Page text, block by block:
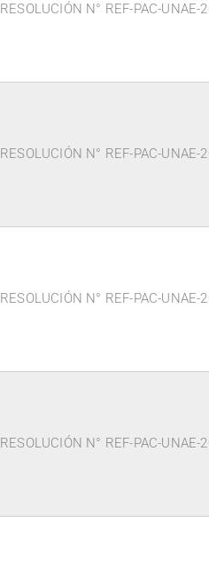
RESOLUCIÓN N° REF-PAC-UNAE-
RESOLUCIÓN N° REF-PAC-UNAE-
RESOLUCIÓN N° REF-PAC-UNAE-
RESOLUCIÓN N° REF-PAC-UNAE-